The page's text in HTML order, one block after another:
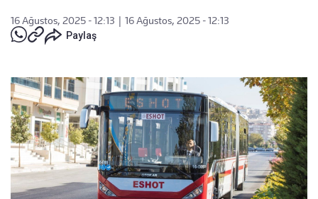
16 Ağustos, 2025 - 12:13
16 Ağustos, 2025 - 12:13
Paylaş